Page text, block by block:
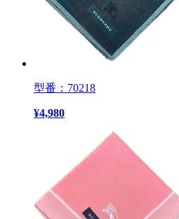
型番：70218
¥4,980